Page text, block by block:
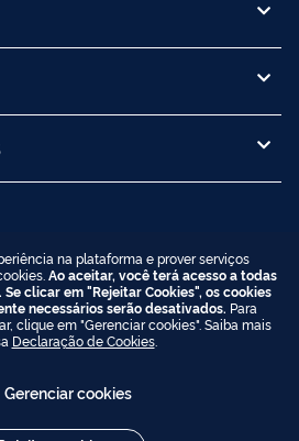
na plataforma e prover serviços
Ao aceitar, você terá acesso a todas
clicar em "Rejeitar Cookies", os cookies
necessários serão desativados. Para
clique em "Gerenciar cookies". Saiba mais
Declaração de Cookies.
Gerenciar cookies